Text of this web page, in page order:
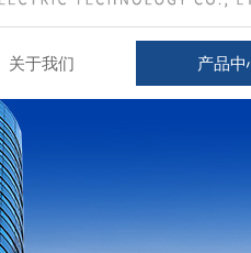
关于我们 产品中